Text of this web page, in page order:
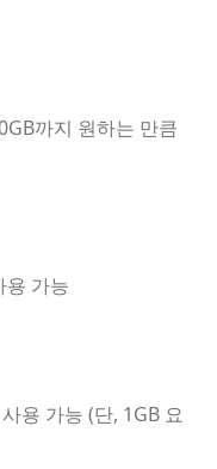
까지 원하는 만큼
용 가능
용 가능 (단, 1GB 요